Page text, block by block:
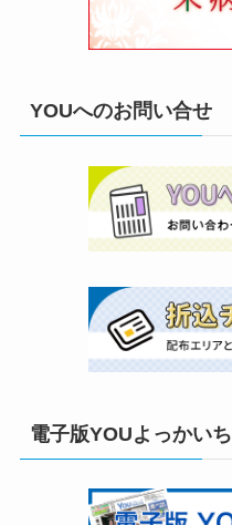
YOUへのお問い合せ
電子版YOUよっかいち